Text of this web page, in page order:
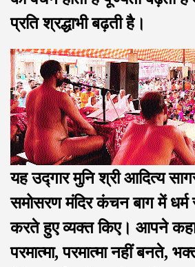
प्रति श्रद्धाभी बढ़ती है।
यह उद्गार मुनि श्री आदित्य
समोसरण मंदिर कंचन बाग में धर्म
करते हुए व्यक्त किए। आपने कहा
परमात्मा, परमात्मा नहीं बनते,